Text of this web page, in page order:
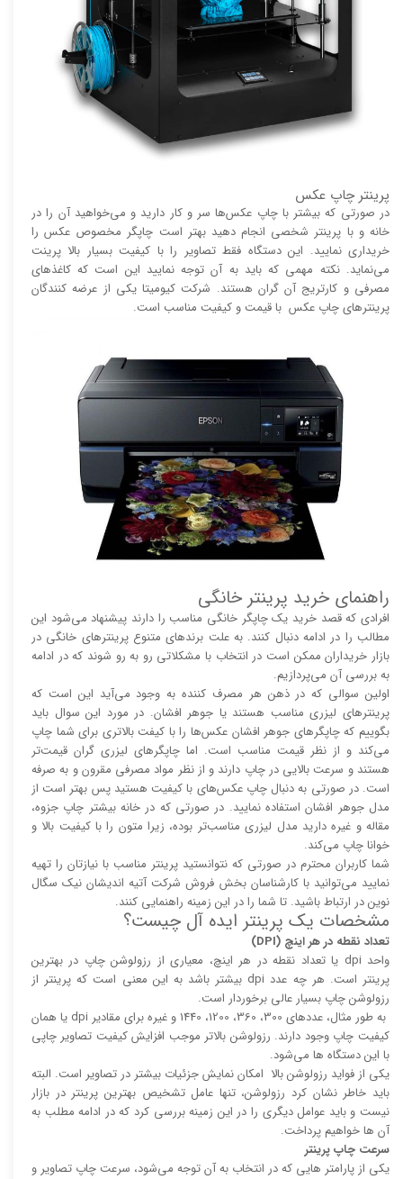
پرینتر چاپ عکس
در صورتی که بیشتر با چاپ عکس‌ها سر و کار دارید و می‌خواهید آن را در
خانه و با پرینتر شخصی انجام دهید بهتر است چاپگر مخصوص عکس را
خریداری نمایید. این دستگاه فقط تصاویر را با کیفیت بسیار بالا پرینت
می‌نماید. نکته مهمی که باید به آن توجه نمایید این است که کاغذ‌های
مصرفی و کارتریج آن گران هستند. شرکت کیومیتا یکی از عرضه کنندگان
پرینتر‌های چاپ عکس با قیمت و کیفیت مناسب است.
راهنمای خرید پرینتر خانگی
افرادی که قصد خرید یک چاپگر خانگی مناسب را دارند پیشنهاد می‌شود این
مطالب را در ادامه دنبال کنند. به علت برند‌های متنوع پرینتر‌های خانگی در
بازار خریداران ممکن است در انتخاب با مشکلاتی رو به رو شوند که در ادامه
به بررسی آن می‌پردازیم.
اولین سوالی که در ذهن هر مصرف کننده به وجود می‌آید این است که
پرینتر‌های لیزری مناسب هستند یا جوهر افشان. در مورد این سوال باید
بگوییم که چاپگر‌های جوهر افشان عکس‌ها را با کیفت بالا‌‌‌تری برای شما چاپ
می‌کند و از نظر قیمت مناسب است. اما چاپگر‌های لیزری گران قیمت‌تر
هستند و سرعت بالایی در چاپ دارند و از نظر مواد مصرفی مقرون و به صرفه
است. در صورتی به دنبال چاپ عکس‌های با کیفیت هستید پس بهتر است از
مدل جوهر افشان استفاده نمایید. در صورتی که در خانه بیشتر چاپ جزوه،
مقاله و غیره دارید مدل لیزری مناسب‌تر بوده، زیرا متون را با کیفیت بالا و
خوانا چاپ می‌کند.
شما کاربران محترم در صورتی که نتوانستید پرینتر مناسب با نیازتان را تهیه
نمایید می‌توانید با کارشناسان بخش فروش شرکت آتیه اندیشان نیک سگال
نوین در ارتباط باشید. تا شما را در این زمینه راهنمایی کنند.
مشخصات یک پرینتر ایده آل چیست؟
تعداد نقطه در هر اینچ (DPI)
واحد dpi یا تعداد نقطه در هر اینچ، معیاری از رزولوشن چاپ در بهترین
پرینتر است. هر چه عدد dpi بیشتر باشد به این معنی است که پرینتر از
رزولوشن چاپ بسیار عالی برخوردار است.
به طور مثال، عدد‌های 300، 360، 1200، 1440 و غیره برای مقادیر dpi یا همان
کیفیت چاپ وجود دارند. رزولوشن بالا‌‌تر موجب افزایش کیفیت تصاویر چاپی
با این دستگاه ها می‌شود.
یکی از فواید رزولوشن بالا امکان نمایش جزئیات بیشتر در تصاویر است. البته
باید خاطر نشان کرد رزولوشن، تنها عامل تشخیص بهترین پرینتر در بازار
نیست و باید عوامل دیگری را در این زمینه بررسی کرد که در ادامه مطلب به
آن ها خواهیم پرداخت.
سرعت چاپ پرینتر
یکی از پارامتر هایی که در انتخاب به آن توجه می‌شود، سرعت چاپ تصاویر و